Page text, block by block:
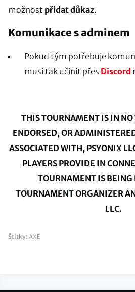
možnost přidat důkaz.
Komunikace s adminem
Pokud tým potřebuje
musí tak učinit přes Discord
THIS TOURNAMENT IS IN NO
ENDORSED, OR
ASSOCIATED WITH, PSYONIX
PLAYERS PROVIDE IN
TOURNAMENT IS BEING
TOURNAMENT ORGANIZER
LLC.
Štítky: AXE